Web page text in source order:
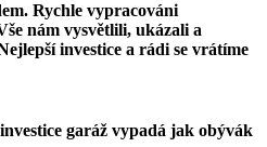
Rychle vypracováni
nám vysvětlili, ukázali a
investice a rádi se vrátíme
garáž vypadá jak obývák